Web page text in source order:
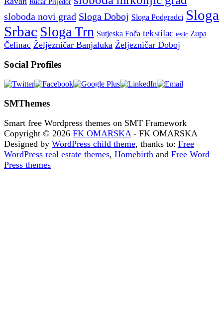
Rudar Prijedor
sloboda novi grad Sloga Doboj Sloga Podgradci Sloga
Srbac Sloga Trn Sutjeska Foča tekstilac teslic Zupa
Čelinac Željezničar Banjaluka Željezničar Doboj
Social Profiles
SMThemes
Smart free Wordpress themes on SMT Framework
Copyright © 2026 FK OMARSKA- FK OMARSKA
Designed by WordPress child theme, thanks to: Free
WordPress real estate themes, Homebirth and Free Word
Press themes